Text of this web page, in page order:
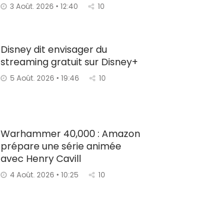
3 Août. 2026 • 12:40 10
Disney dit envisager du
streaming gratuit sur Disney+
5 Août. 2026 • 19:46 10
Warhammer 40,000 : Amazon
prépare une série animée
avec Henry Cavill
4 Août. 2026 • 10:25 10